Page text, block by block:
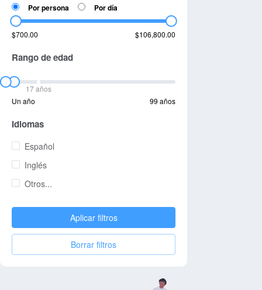
Por persona Por día
$700.00 $106,800.00
Rango de edad
17 años
Un año
99 años
Idiomas
Español
Inglés
Otros...
Aplicar filtros
Borrar filtros